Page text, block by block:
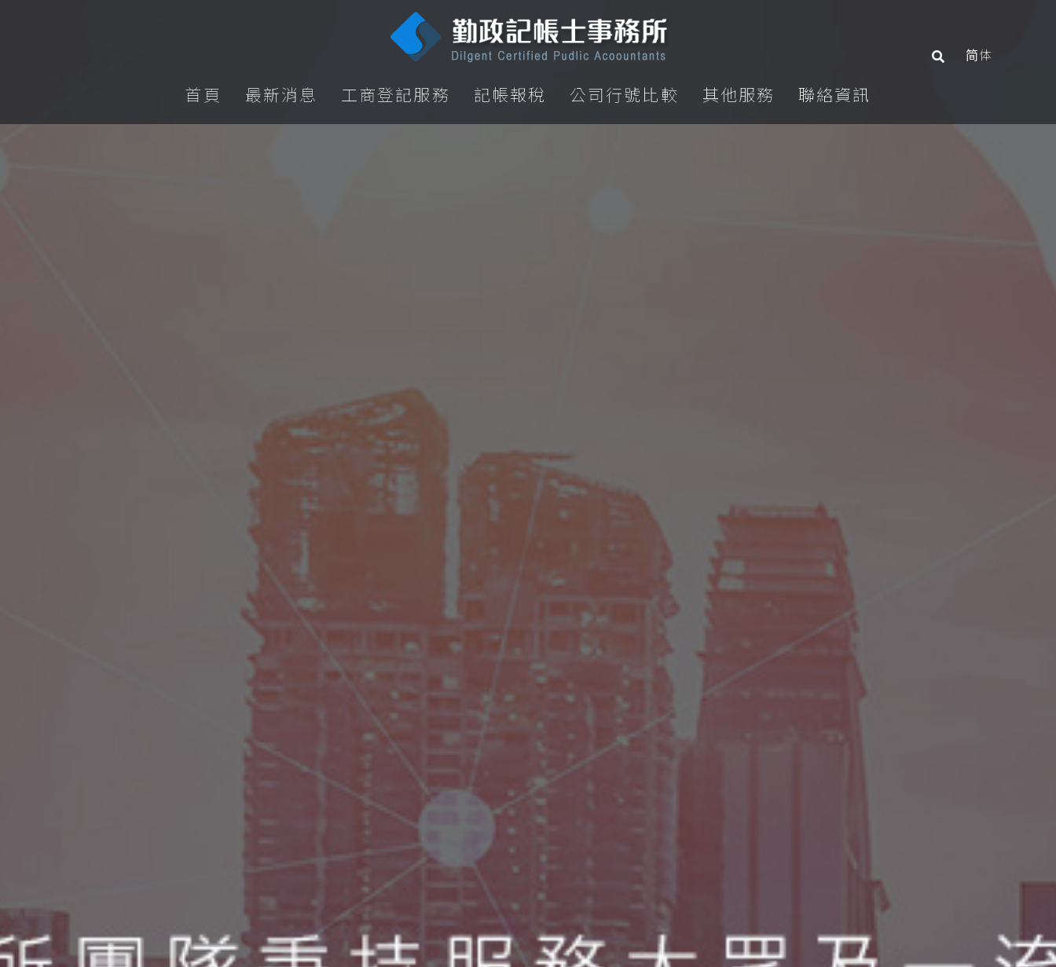
简体
首頁 最新消息 工商登記服務 記帳報稅 公司行號比較 其他服務 聯絡資訊